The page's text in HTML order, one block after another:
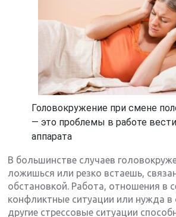
Головокружение при смене
— это проблемы в работе
аппарата
В большинстве случаев
ложишься или резко встаешь,
обстановкой. Работа, отношения в
конфликтные ситуации или нужда в
другие стрессовые ситуации